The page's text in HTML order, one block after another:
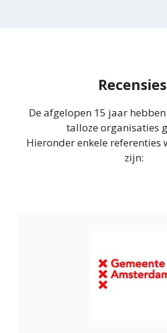
Recensies
De afgelopen 15 jaar
talloze organisaties
Hieronder enkele referenties
zijn: